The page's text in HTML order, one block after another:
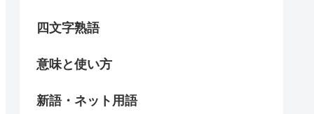
四文字熟語
意味と使い方
新語・ネット用語